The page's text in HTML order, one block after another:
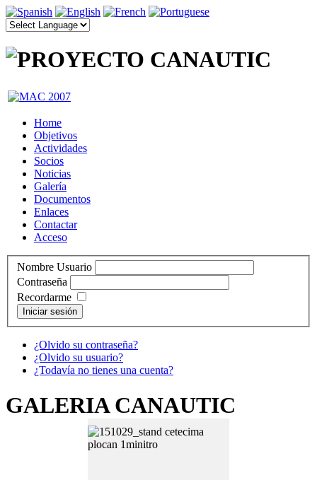
Home
Objetivos
Actividades
Socios
Noticias
Galería
Documentos
Enlaces
Contactar
Acceso
Nombre Usuario
Contraseña
Recordarme
Iniciar sesión
¿Olvido su contraseña?
¿Olvido su usuario?
¿Todavía no tienes una cuenta?
GALERIA CANAUTIC